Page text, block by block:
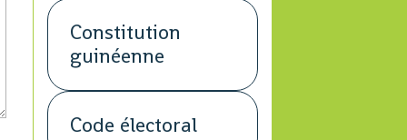
Constitution
guinéenne
Code électoral